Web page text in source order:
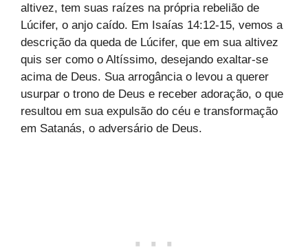
altivez, tem suas raízes na própria rebelião de
Lúcifer, o anjo caído. Em Isaías 14:12-15, vemos a
descrição da queda de Lúcifer, que em sua altivez
quis ser como o Altíssimo, desejando exaltar-se
acima de Deus. Sua arrogância o levou a querer
usurpar o trono de Deus e receber adoração, o que
resultou em sua expulsão do céu e transformação
em Satanás, o adversário de Deus.